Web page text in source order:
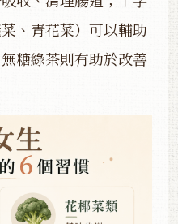
、青花菜）可以輔助
糖綠茶則有助於改善